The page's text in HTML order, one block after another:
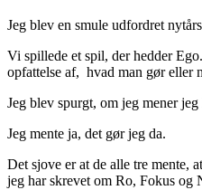
Jeg blev en smule udfordret
Vi spillede et spil, der hedder
opfattelse af, hvad man gør eller
Jeg blev spurgt, om jeg mener
Jeg mente ja, det gør jeg da.
Det sjove er at de alle tre mente,
jeg har skrevet om Ro, Fokus